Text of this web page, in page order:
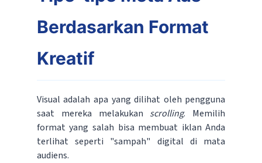
Berdasarkan Format
Kreatif
Visual adalah apa yang dilihat oleh pengguna
saat mereka melakukan scrolling. Memilih
format yang salah bisa membuat iklan Anda
terlihat seperti "sampah" digital di mata
audiens.